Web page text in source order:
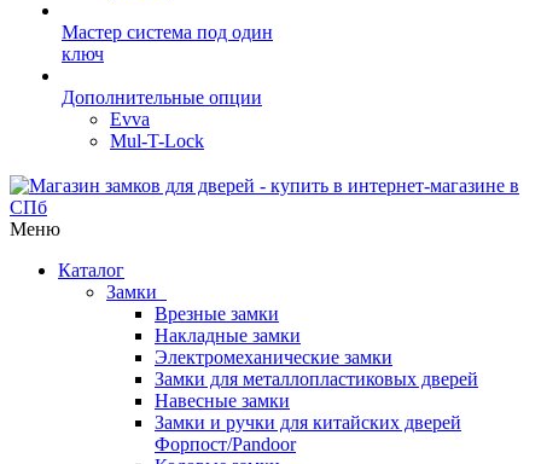
Мастер система под один
ключ
Дополнительные опции
Evva
Mul-T-Lock
Меню
Каталог
Замки
Врезные замки
Накладные замки
Электромеханические замки
Замки для металлопластиковых дверей
Навесные замки
Замки и ручки для китайских дверей
Форпост/Раndoor